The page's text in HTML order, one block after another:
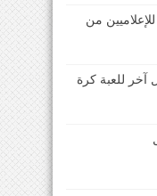
من
آخر للعبة كرة